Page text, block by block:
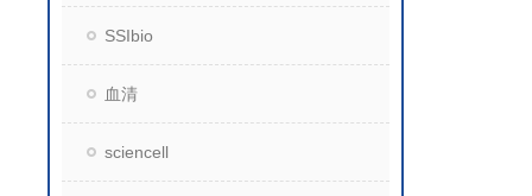
SSIbio
血清
sciencell